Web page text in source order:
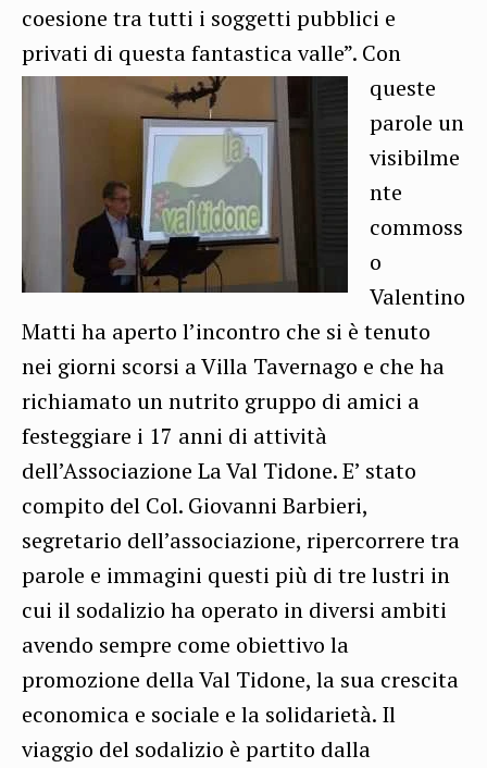
coesione tra tutti i soggetti pubblici e
privati di questa fantastica valle”. Con
queste
parole un
visibilme
nte
commoss
o
Valentino
Matti ha aperto l’incontro che si è tenuto
nei giorni scorsi a Villa Tavernago e che ha
richiamato un nutrito gruppo di amici a
festeggiare i 17 anni di attività
dell’Associazione La Val Tidone. E’ stato
compito del Col. Giovanni Barbieri,
segretario dell’associazione, ripercorrere tra
parole e immagini questi più di tre lustri in
cui il sodalizio ha operato in diversi ambiti
avendo sempre come obiettivo la
promozione della Val Tidone, la sua crescita
economica e sociale e la solidarietà. Il
viaggio del sodalizio è partito dalla